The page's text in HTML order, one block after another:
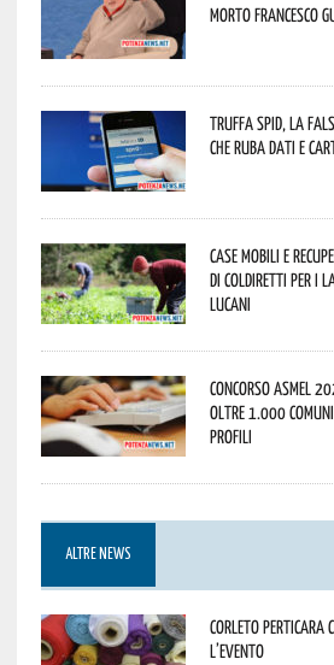
morto Francesco
Truffa Spid, la
che ruba dati e
Case mobili e
di Coldiretti per i
lucani
Concorso Asmel
oltre 1.000
profili
ALTRE NEWS
Corleto Perticara
l’evento